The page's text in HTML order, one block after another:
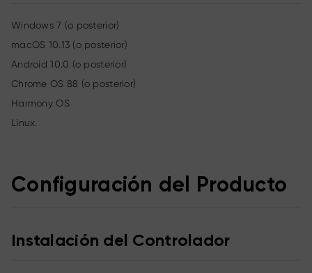
Windows 7 (o posterior)
macOS 10.13 (o posterior)
Android 10.0 (o posterior)
Chrome OS 88 (o posterior)
Harmony OS
Linux.
Configuración del Producto
Instalación del Controlador